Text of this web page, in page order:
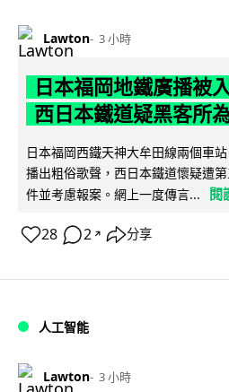
Lawton 3 小時
日本福岡地鐵廣播被
西日本鐵道疑黑客所
日本福岡西鐵天神大牟田線兩個車
播出粗俗歌聲，西日本鐵道懷疑遭
件並考慮報案。網上一度傳言...
閱
28 2 ↗ 分享
人工智能
Lawton 3 小時